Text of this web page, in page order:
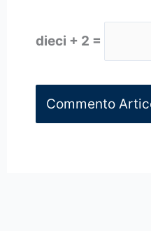
dieci + 2 =